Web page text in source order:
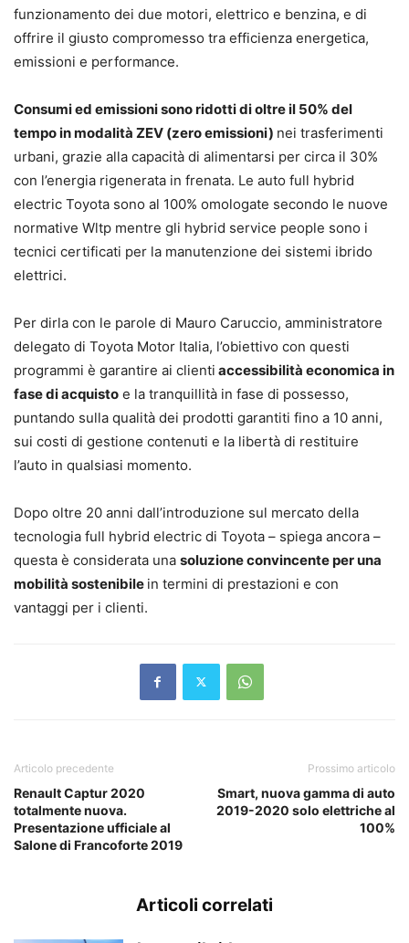
funzionamento dei due motori, elettrico e benzina, e di
offrire il giusto compromesso tra efficienza energetica,
emissioni e performance.
Consumi ed emissioni sono ridotti di oltre il 50% del
tempo in modalità ZEV (zero emissioni) nei trasferimenti
urbani, grazie alla capacità di alimentarsi per circa il 30%
con l’energia rigenerata in frenata. Le auto full hybrid
electric Toyota sono al 100% omologate secondo le nuove
normative Wltp mentre gli hybrid service people sono i
tecnici certificati per la manutenzione dei sistemi ibrido
elettrici.
Per dirla con le parole di Mauro Caruccio, amministratore
delegato di Toyota Motor Italia, l’obiettivo con questi
programmi è garantire ai clienti accessibilità economica in
fase di acquisto e la tranquillità in fase di possesso,
puntando sulla qualità dei prodotti garantiti fino a 10 anni,
sui costi di gestione contenuti e la libertà di restituire
l’auto in qualsiasi momento.
Dopo oltre 20 anni dall’introduzione sul mercato della
tecnologia full hybrid electric di Toyota – spiega ancora –
questa è considerata una soluzione convincente per una
mobilità sostenibile in termini di prestazioni e con
vantaggi per i clienti.
Articolo precedente
Renault Captur 2020
totalmente nuova.
Presentazione ufficiale al
Salone di Francoforte 2019
Prossimo articolo
Smart, nuova gamma di auto
2019-2020 solo elettriche al
100%
Articoli correlati